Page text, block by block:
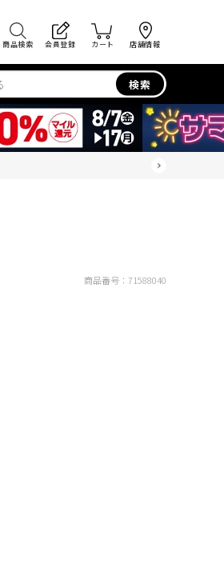
商品検索 会員登録 カート 店舗情報
検索
商品番号： 71588040